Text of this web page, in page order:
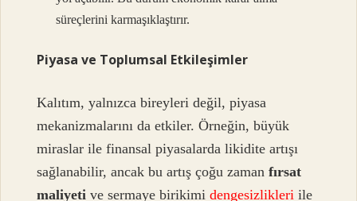
süreçlerini karmaşıklaştırır.
Piyasa ve Toplumsal Etkileşimler
Kalıtım, yalnızca bireyleri değil, piyasa
mekanizmalarını da etkiler. Örneğin, büyük
miraslar ile finansal piyasalarda likidite artışı
sağlanabilir, ancak bu artış çoğu zamanfırsat
maliyeti ve sermaye birikimidengesizlikleri ile